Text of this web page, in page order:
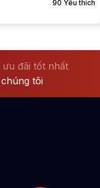
90 Yêu thích
đãi tốt nhất
tôi